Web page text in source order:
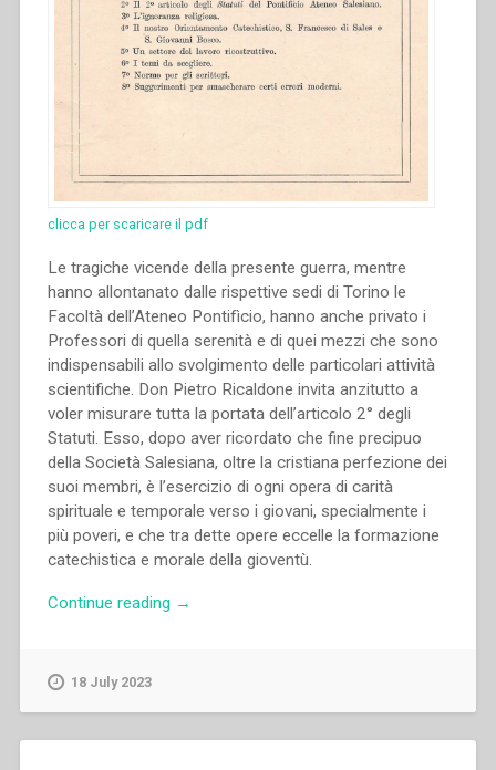
Insegnanti”
clicca per scaricare il pdf
Le tragiche vicende della presente guerra, mentre
hanno allontanato dalle rispettive sedi di Torino le
Facoltà dell’Ateneo Pontifìcio, hanno anche privato i
Professori di quella serenità e di quei mezzi che sono
indispensabili allo svolgimento delle particolari attività
scientifiche. Don Pietro Ricaldone invita anzitutto a
voler misurare tutta la portata dell’articolo 2° degli
Statuti. Esso, dopo aver ricordato che fine precipuo
della Società Salesiana, oltre la cristiana perfezione dei
suoi membri, è l’esercizio di ogni opera di carità
spirituale e temporale verso i giovani, specialmente i
più poveri, e che tra dette opere eccelle la formazione
catechistica e morale della gioventù.
Continue reading “Pietro
→
18 July 2023